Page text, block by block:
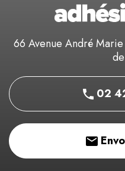
66 Avenue André
02